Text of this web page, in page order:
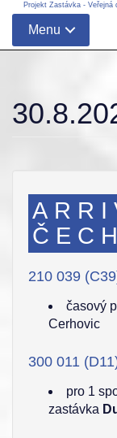
Projekt Zastávka -
Menu
210 039
časový
Cerhovic
300 011
pro 1
zastávka